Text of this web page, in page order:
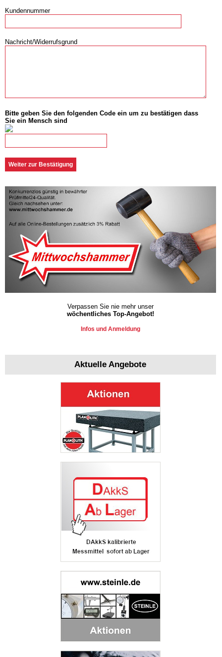
Kundennummer
Nachricht/Widerrufsgrund
Bitte geben Sie den folgenden Code ein um zu bestätigen dass
Sie ein Mensch sind
Verpassen Sie nie mehr unser
wöchentliches Top-Angebot!
Infos und Anmeldung
Aktuelle Angebote